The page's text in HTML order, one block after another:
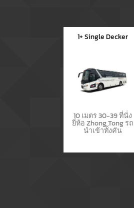
1+ Single Decker
10 เมตร 30-39 ที่นั่ง
ยี่ห้อ Zhong Tong รถ
นำเข้าทั้งคัน